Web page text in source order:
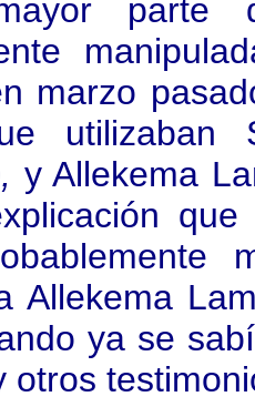
parte
marzo
utilizaban
y Allekema
Allekema
ya se
otros